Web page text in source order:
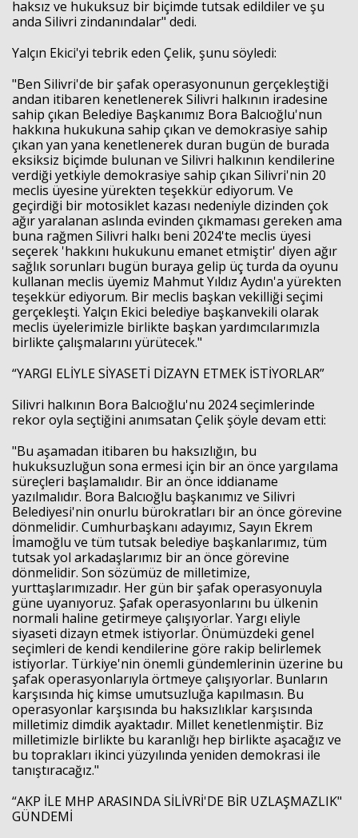
haksız ve hukuksuz bir biçimde tutsak edildiler ve şu
anda Silivri zindanındalar" dedi.
Yalçın Ekici'yi tebrik eden Çelik, şunu söyledi:
"Ben Silivri'de bir şafak operasyonunun gerçekleştiği
andan itibaren kenetlenerek Silivri halkının iradesine
sahip çıkan Belediye Başkanımız Bora Balcıoğlu'nun
hakkına hukukuna sahip çıkan ve demokrasiye sahip
çıkan yan yana kenetlenerek duran bugün de burada
eksiksiz biçimde bulunan ve Silivri halkının kendilerine
verdiği yetkiyle demokrasiye sahip çıkan Silivri'nin 20
meclis üyesine yürekten teşekkür ediyorum. Ve
geçirdiği bir motosiklet kazası nedeniyle dizinden çok
ağır yaralanan aslında evinden çıkmaması gereken ama
buna rağmen Silivri halkı beni 2024'te meclis üyesi
seçerek 'hakkını hukukunu emanet etmiştir' diyen ağır
sağlık sorunları bugün buraya gelip üç turda da oyunu
kullanan meclis üyemiz Mahmut Yıldız Aydın'a yürekten
teşekkür ediyorum. Bir meclis başkan vekilliği seçimi
gerçekleşti. Yalçın Ekici belediye başkanvekili olarak
meclis üyelerimizle birlikte başkan yardımcılarımızla
birlikte çalışmalarını yürütecek."
“YARGI ELİYLE SİYASETİ DİZAYN ETMEK İSTİYORLAR”
Silivri halkının Bora Balcıoğlu'nu 2024 seçimlerinde
rekor oyla seçtiğini anımsatan Çelik şöyle devam etti:
"Bu aşamadan itibaren bu haksızlığın, bu
hukuksuzluğun sona ermesi için bir an önce yargılama
süreçleri başlamalıdır. Bir an önce iddianame
yazılmalıdır. Bora Balcıoğlu başkanımız ve Silivri
Belediyesi'nin onurlu bürokratları bir an önce görevine
dönmelidir. Cumhurbaşkanı adayımız, Sayın Ekrem
İmamoğlu ve tüm tutsak belediye başkanlarımız, tüm
tutsak yol arkadaşlarımız bir an önce görevine
dönmelidir. Son sözümüz de milletimize,
yurttaşlarımızadır. Her gün bir şafak operasyonuyla
güne uyanıyoruz. Şafak operasyonlarını bu ülkenin
normali haline getirmeye çalışıyorlar. Yargı eliyle
siyaseti dizayn etmek istiyorlar. Önümüzdeki genel
seçimleri de kendi kendilerine göre rakip belirlemek
istiyorlar. Türkiye'nin önemli gündemlerinin üzerine bu
şafak operasyonlarıyla örtmeye çalışıyorlar. Bunların
karşısında hiç kimse umutsuzluğa kapılmasın. Bu
operasyonlar karşısında bu haksızlıklar karşısında
milletimiz dimdik ayaktadır. Millet kenetlenmiştir. Biz
milletimizle birlikte bu karanlığı hep birlikte aşacağız ve
bu toprakları ikinci yüzyılında yeniden demokrasi ile
tanıştıracağız."
“AKP İLE MHP ARASINDA SİLİVRİ'DE BİR UZLAŞMAZLIK"
GÜNDEMİ